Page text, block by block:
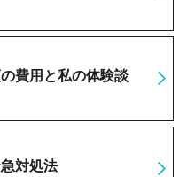
費用と私の体験談
対処法